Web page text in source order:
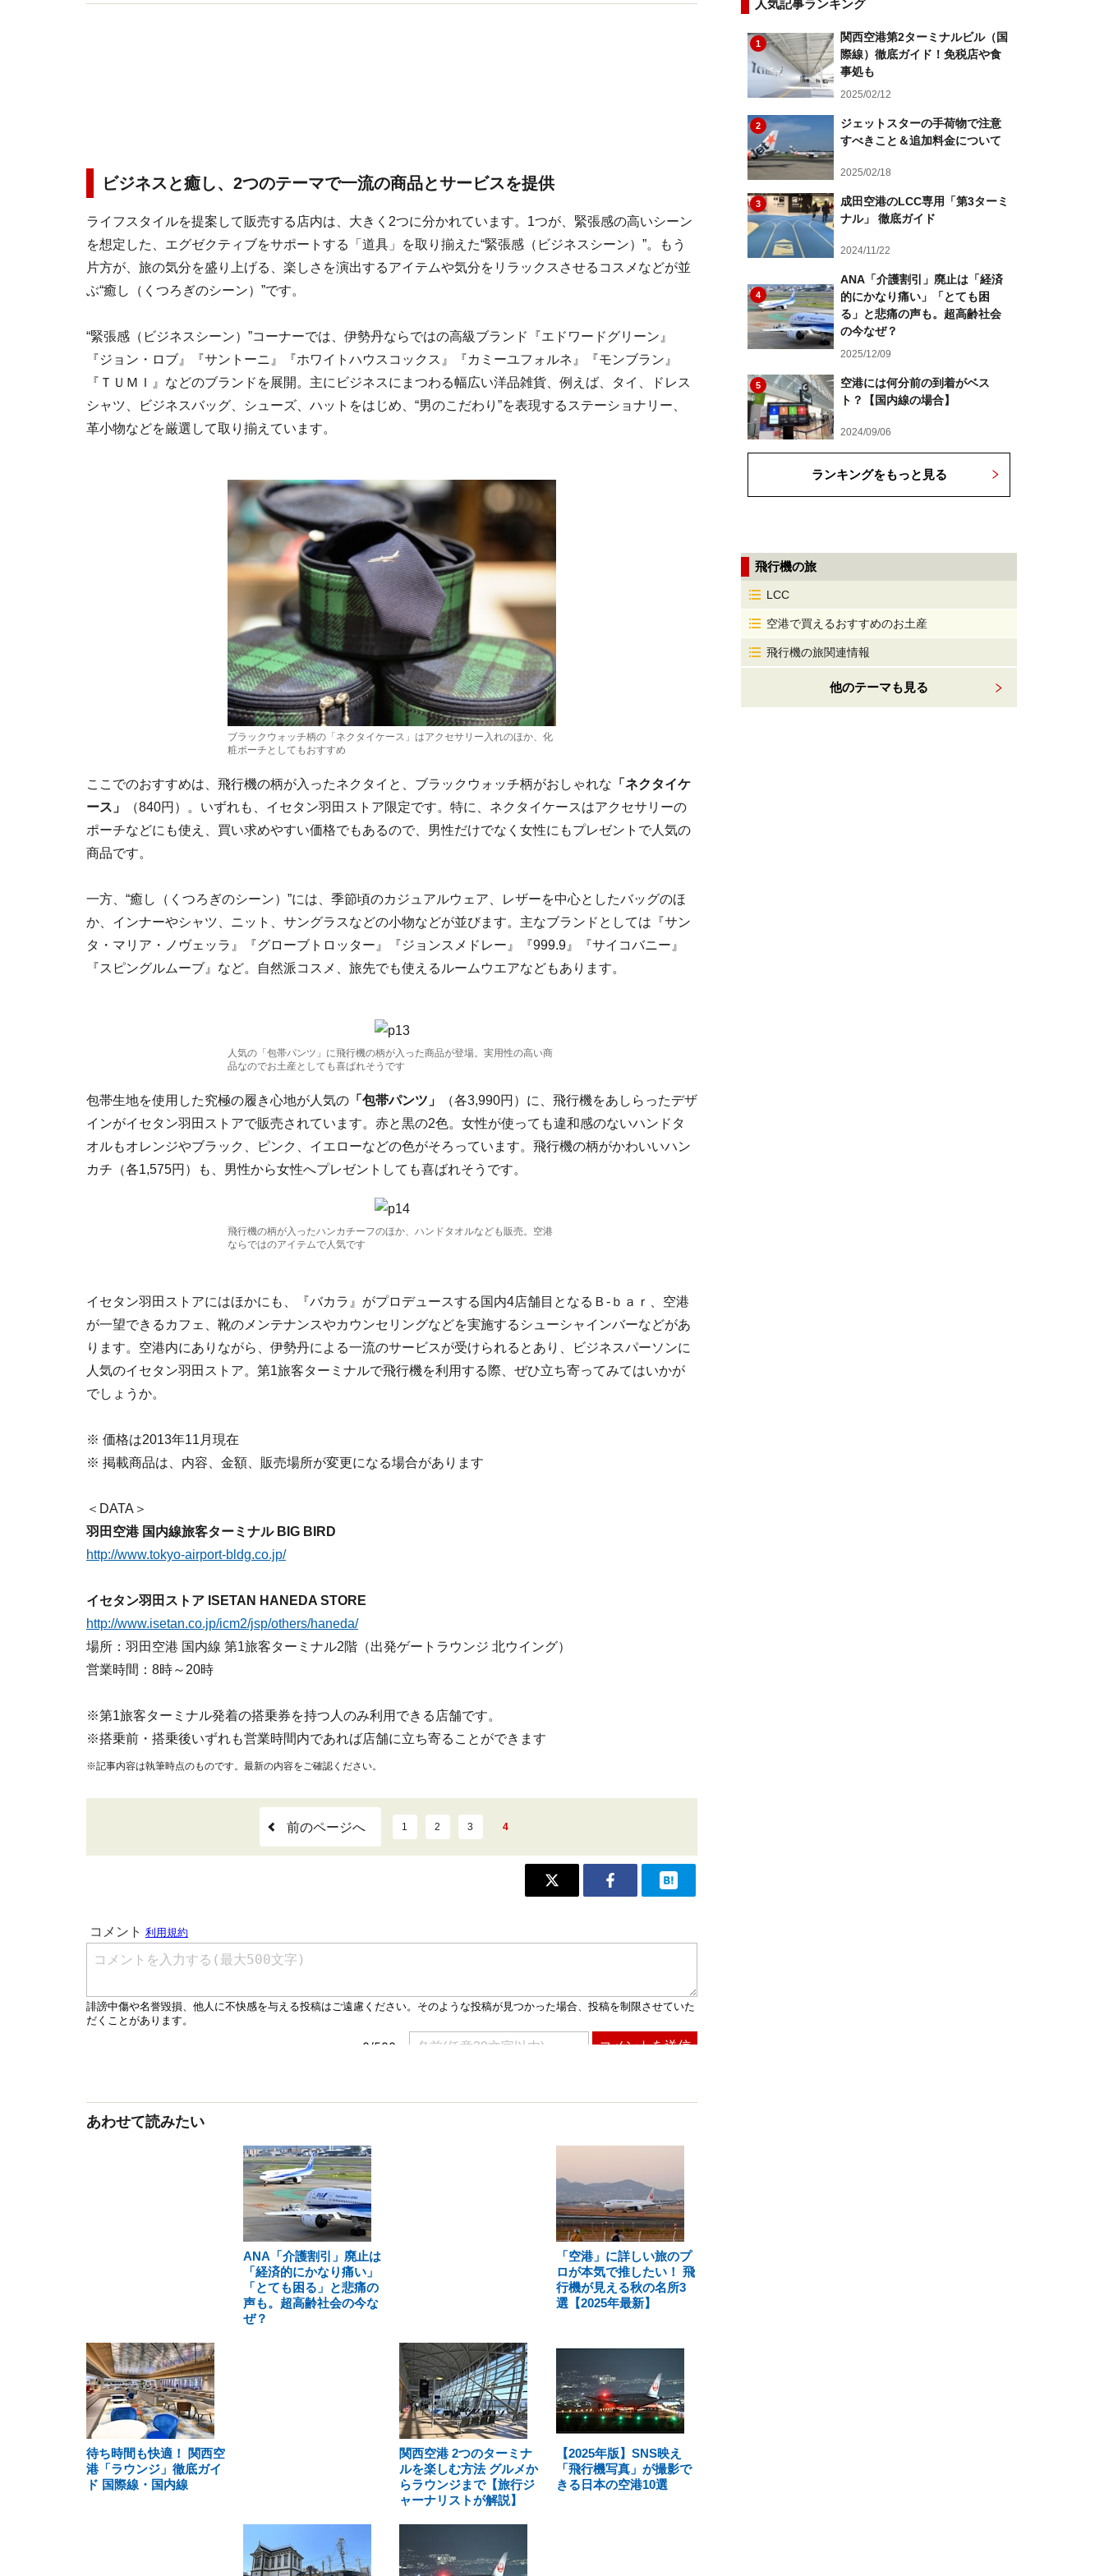
ビジネスと癒し、2つのテーマで一流の商品とサービスを提供
ライフスタイルを提案して販売する店内は、大きく2つに分かれています。1つが、緊張感の高いシーン
を想定した、エグゼクティブをサポートする「道具」を取り揃えた“緊張感（ビジネスシーン）”。もう
片方が、旅の気分を盛り上げる、楽しさを演出するアイテムや気分をリラックスさせるコスメなどが並
ぶ“癒し（くつろぎのシーン）”です。
“緊張感（ビジネスシーン）”コーナーでは、伊勢丹ならではの高級ブランド『エドワードグリーン』
『ジョン・ロブ』『サントーニ』『ホワイトハウスコックス』『カミーユフォルネ』『モンブラン』
『ＴＵＭＩ』などのブランドを展開。主にビジネスにまつわる幅広い洋品雑貨、例えば、タイ、ドレス
シャツ、ビジネスバッグ、シューズ、ハットをはじめ、“男のこだわり”を表現するステーショナリー、
革小物などを厳選して取り揃えています。
ブラックウォッチ柄の「ネクタイケース」はアクセサリー入れのほか、化
粧ポーチとしてもおすすめ
ここでのおすすめは、飛行機の柄が入ったネクタイと、ブラックウォッチ柄がおしゃれな 「ネクタイケ
ース」
（840円）。いずれも、イセタン羽田ストア限定です。特に、ネクタイケースはアクセサリーの
ポーチなどにも使え、買い求めやすい価格でもあるので、男性だけでなく女性にもプレゼントで人気の
商品です。
一方、“癒し（くつろぎのシーン）”には、季節頃のカジュアルウェア、レザーを中心としたバッグのほ
か、インナーやシャツ、ニット、サングラスなどの小物などが並びます。主なブランドとしては『サン
タ・マリア・ノヴェッラ』『グローブトロッター』『ジョンスメドレー』『999.9』『サイコバニー』
『スピングルムーブ』など。自然派コスメ、旅先でも使えるルームウエアなどもあります。
人気の「包帯パンツ」に飛行機の柄が入った商品が登場。実用性の高い商
品なのでお土産としても喜ばれそうです
包帯生地を使用した究極の履き心地が人気の 「包帯パンツ」
（各3,990円）に、飛行機をあしらったデザ
インがイセタン羽田ストアで販売されています。赤と黒の2色。女性が使っても違和感のないハンドタ
オルもオレンジやブラック、ピンク、イエローなどの色がそろっています。飛行機の柄がかわいいハン
カチ（各1,575円）も、男性から女性へプレゼントしても喜ばれそうです。
飛行機の柄が入ったハンカチーフのほか、ハンドタオルなども販売。空港
ならではのアイテムで人気です
イセタン羽田ストアにはほかにも、『バカラ』がプロデュースする国内4店舗目となるＢ-ｂａｒ、空港
が一望できるカフェ、靴のメンテナンスやカウンセリングなどを実施するシューシャインバーなどがあ
ります。空港内にありながら、伊勢丹による一流のサービスが受けられるとあり、ビジネスパーソンに
人気のイセタン羽田ストア。第1旅客ターミナルで飛行機を利用する際、ぜひ立ち寄ってみてはいかが
でしょうか。
※ 価格は2013年11月現在
※ 掲載商品は、内容、金額、販売場所が変更になる場合があります
＜DATA＞
羽田空港 国内線旅客ターミナル BIG BIRD
http://www.tokyo-airport-bldg.co.jp/
イセタン羽田ストア ISETAN HANEDA STORE
http://www.isetan.co.jp/icm2/jsp/others/haneda/
場所：羽田空港 国内線 第1旅客ターミナル2階（出発ゲートラウンジ 北ウイング）
営業時間：8時～20時
※第1旅客ターミナル発着の搭乗券を持つ人のみ利用できる店舗です。
※搭乗前・搭乗後いずれも営業時間内であれば店舗に立ち寄ることができます
※記事内容は執筆時点のものです。最新の内容をご確認ください。
前のページへ 1 2 3 4
あわせて読みたい
ANA「介護割引」廃止は
「経済的にかなり痛い」
「とても困る」と悲痛の
声も。超高齢社会の今な
ぜ？
「空港」に詳しい旅のプ
ロが本気で推したい！ 飛
行機が見える秋の名所3
選【2025年最新】
待ち時間も快適！ 関西空
港「ラウンジ」徹底ガイ
ド 国際線・国内線
関西空港 2つのターミナ
ルを楽しむ方法 グルメか
らラウンジまで【旅行ジ
ャーナリストが解説】
【2025年版】SNS映え
「飛行機写真」が撮影で
きる日本の空港10選
人気記事ランキング
1
関西空港第2ターミナルビル（国
際線）徹底ガイド！免税店や食
事処も
2025/02/12
2
ジェットスターの手荷物で注意
すべきこと＆追加料金について
2025/02/18
3
成田空港のLCC専用「第3ターミ
ナル」 徹底ガイド
2024/11/22
4
ANA「介護割引」廃止は「経済
的にかなり痛い」「とても困
る」と悲痛の声も。超高齢社会
の今なぜ？
2025/12/09
5
空港には何分前の到着がベス
ト？【国内線の場合】
2024/09/06
ランキングをもっと見る
飛行機の旅
LCC
空港で買えるおすすめのお土産
飛行機の旅関連情報
他のテーマも見る